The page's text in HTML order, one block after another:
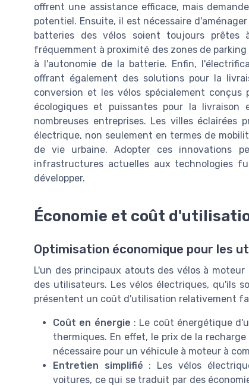
offrent une assistance efficace, mais
potentiel. Ensuite, il est nécessaire
batteries des vélos soient toujours prêtes
fréquemment à proximité des zones de
à l'autonomie de la batterie. Enfin,
offrant également des solutions pour la
conversion et les vélos spécialement
écologiques et puissantes pour la livraison
nombreuses entreprises. Les villes éclairées
électrique, non seulement en termes de
de vie urbaine. Adopter ces innovations
infrastructures actuelles aux technologies
développer.
Économie et coût
Optimisation économique pour les
L'un des principaux atouts des vélos à
des utilisateurs. Les vélos électriques, qu'ils
présentent un coût d'utilisation relativement
Coût en énergie : Le coût énergétique
thermiques. En effet, le prix de la
nécessaire pour un véhicule à moteur à
Entretien simplifié : Les vélos
voitures, ce qui se traduit par des